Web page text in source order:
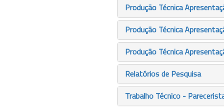
Produção Técnica
Produção Técnica
Produção Técnica
Relatórios de Pesquisa
Trabalho Técnico -